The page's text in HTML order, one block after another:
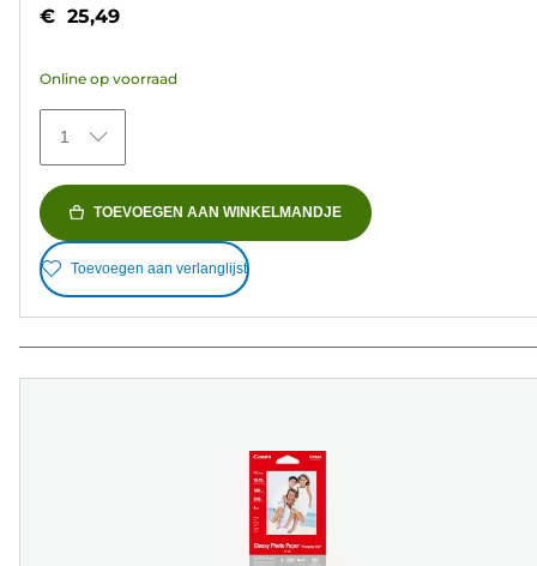
de
sterren.
154
beoordelingen
€ 25,49
Online op voorraad
1
TOEVOEGEN AAN WINKELMANDJE
Toevoegen aan verlanglijst